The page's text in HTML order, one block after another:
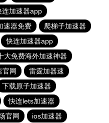
连加速器app
速器免费
爬梯子加速器
快连加速器app
大免费海外加速神器
官网
雷霆加器速
下载原子加速器
快连lets加速器
官网 ios加速器